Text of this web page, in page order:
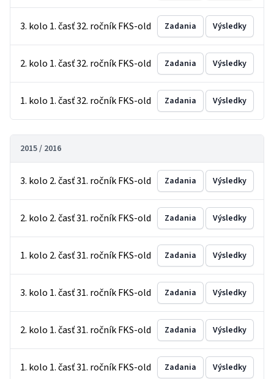
3. kolo 1. časť 32. ročník FKS-old Zadania Výsledky
2. kolo 1. časť 32. ročník FKS-old Zadania Výsledky
1. kolo 1. časť 32. ročník FKS-old Zadania Výsledky
2015 / 2016
3. kolo 2. časť 31. ročník FKS-old Zadania Výsledky
2. kolo 2. časť 31. ročník FKS-old Zadania Výsledky
1. kolo 2. časť 31. ročník FKS-old Zadania Výsledky
3. kolo 1. časť 31. ročník FKS-old Zadania Výsledky
2. kolo 1. časť 31. ročník FKS-old Zadania Výsledky
1. kolo 1. časť 31. ročník FKS-old Zadania Výsledky